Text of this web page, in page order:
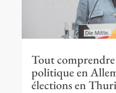
Tout comprendre
politique en
élections en